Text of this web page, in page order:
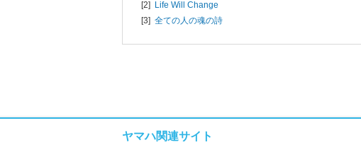
[2] Life Will Change
[3] 全ての人の魂の詩
ヤマハ関連サイト